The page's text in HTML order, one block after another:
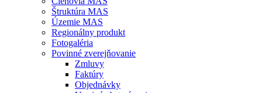
Štruktúra MAS
Územie MAS
Regionálny produkt
Fotogaléria
Povinné zverejňovanie
Zmluvy
Faktúry
Objednávky